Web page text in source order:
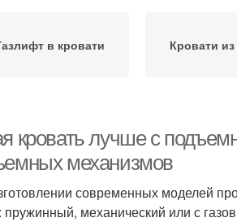
в кровати Кровати
кровать лучше с
механизмов
современных моделей
пружинный, механический или с